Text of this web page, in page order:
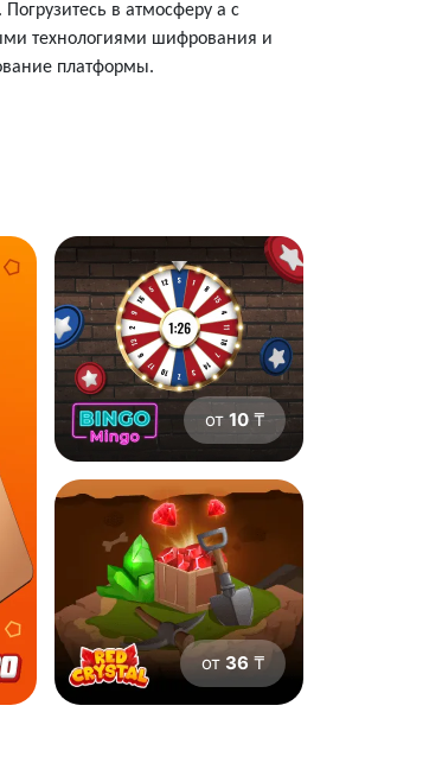
в атмосферу а с
технологиями шифрования и
платформы.
от 10₸
от 36 ₸